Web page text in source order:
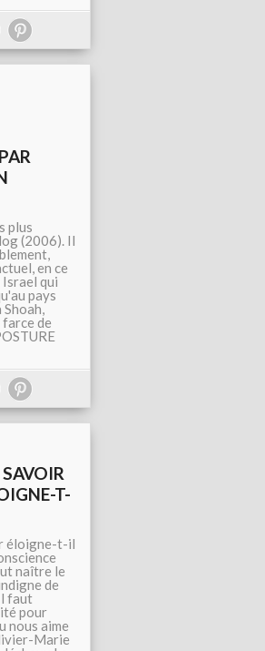
plus
(2006). Il
en ce
qui
pays
Shoah,
de
T-
éloigne-t-il
naître le
de
faut
pour
nous aime
Marie